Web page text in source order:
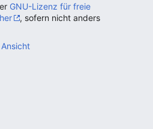
GNU-Lizenz für freie
, sofern nicht anders